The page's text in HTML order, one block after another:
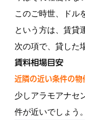
このご時世、ドル
という方は、賃貸
次の項で、貸した
賃料相場目安
近隣の近い条件の物
少しアラモアナセ
件が近いでしょう。